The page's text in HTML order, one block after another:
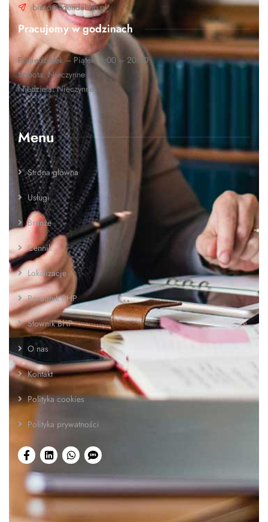
biuro@agendabhp.pl
Pracujemy w godzinach
Poniedziałek – Piątek: 8:00 – 20:00
Sobota: Nieczynne
Niedziela: Nieczynne
Menu
Strona główna
Usługi
Branże
Cennik
Lokalizacje
Poradnik BHP
Słownik BHP
O nas
Kontakt
Polityka cookies
Polityka prywatności